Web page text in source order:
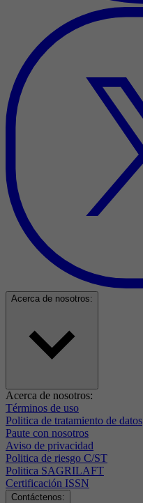
Acerca de nosotros:
Acerca de nosotros:
Términos de uso
Politica de tratamiento de datos
Paute con nosotros
Aviso de privacidad
Politica de riesgo C/ST
Politica SAGRILAFT
Certificación ISSN
Contáctenos: